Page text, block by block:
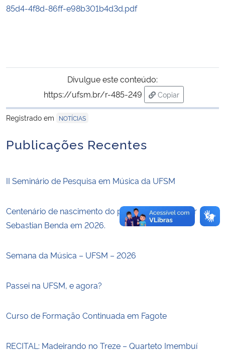
Ministério do Turismo
Ministério da Mulher, da Família e dos Direitos Humanos
Secretaria de Governo
85d4-4f8d-86ff-e98b301b4d3d.pdf
Divulgue este conteúdo:
https://ufsm.br/r-485-249
Copiar
para área de
Registrado em
NOTÍCIAS
Publicações Recentes
II Seminário de Pesquisa em Música da UFSM
Centenário de nascimento do pianista e compositor
Sebastian Benda em 2026.
Semana da Música – UFSM – 2026
Passei na UFSM, e agora?
Curso de Formação Continuada em Fagote
RECITAL: Madeirando no Treze – Quarteto Imembuí